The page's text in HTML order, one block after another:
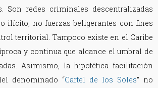
Son redes criminales descentralizadas
ilícito, no fuerzas beligerantes con fines
territorial. Tampoco existe en el Caribe
y continua que alcance el umbral de
Asimismo, la hipotética facilitación
denominado “Cartel de los Soles” no